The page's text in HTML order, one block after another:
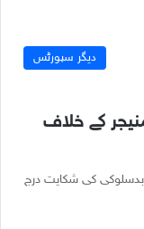
دیگر سپورٹس
کے خلاف
کی شکایت درج